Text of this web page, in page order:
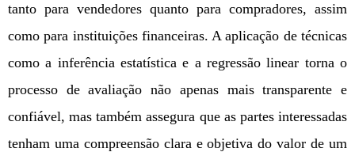
tanto para vendedores quanto para compradores, assim
como para instituições financeiras. A aplicação de técnicas
como a inferência estatística e a regressão linear torna o
processo de avaliação não apenas mais transparente e
confiável, mas também assegura que as partes interessadas
tenham uma compreensão clara e objetiva do valor de um